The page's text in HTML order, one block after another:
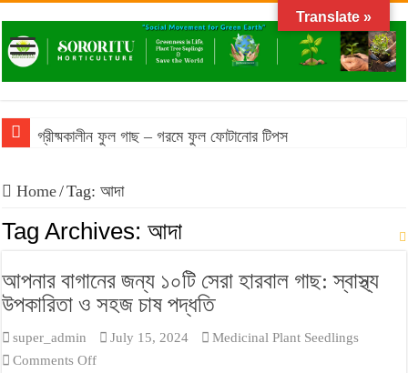
গ্রীষ্মকালীন ফুল গাছ – গরমে ফুল ফোটানোর টিপস
Home/Tag:আদা
Tag Archives:আদা
আপনার বাগানের জন্য ১০টি সেরা হারবাল গাছ: স্বাস্থ্য
উপকারিতা ও সহজ চাষ পদ্ধতি
super_admin July 15, 2024
Medicinal Plant Seedlings
Comments Offon
Translate »